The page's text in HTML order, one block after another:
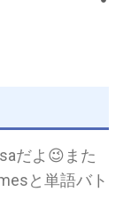
だよ😉また
と単語バト